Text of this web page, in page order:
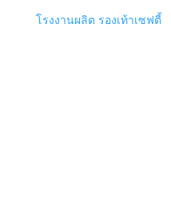
โรงงานผลิต รองเท้าเซฟตี้